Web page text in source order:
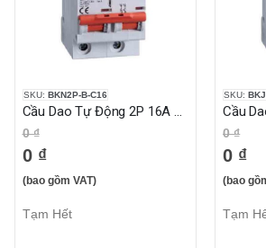
SKU: BKN2P-B-C16
Cầu Dao Tự Động 2P 16A 10KA
0 ₫
0 ₫
(bao gồm VAT)
Tạm Hết
SKU:
0 ₫
0 ₫
(bao
Tạm